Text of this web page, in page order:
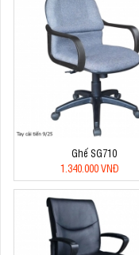
Ghế SG710
1.340.000 VNĐ